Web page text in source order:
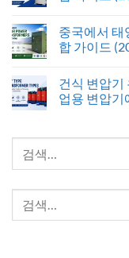
중국에서 태
합 가이드
건식 변압기
업용 변압기
색:
색: